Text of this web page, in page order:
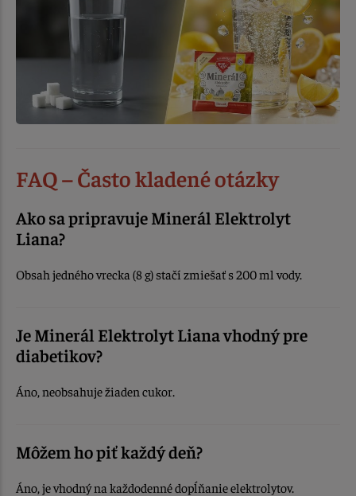
FAQ – Často kladené otázky
Ako sa pripravuje Minerál Elektrolyt
Liana?
Obsah jedného vrecka (8 g) stačí zmiešať s 200 ml vody.
Je Minerál Elektrolyt Liana vhodný pre
diabetikov?
Áno, neobsahuje žiaden cukor.
Môžem ho piť každý deň?
Áno, je vhodný na každodenné dopĺňanie elektrolytov.